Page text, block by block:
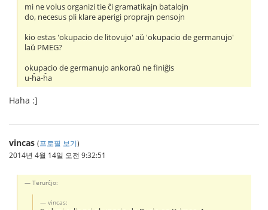
mi ne volus organizi tie ĉi gramatikajn batalojn
do, necesus pli klare aperigi proprajn pensojn
kio estas 'okupacio de litovujo' aŭ 'okupacio de germanujo'
laŭ PMEG?
okupacio de germanujo ankoraŭ ne finiĝis
u-ĥa-ĥa
Haha :]
vincas (프로필 보기)
2014년 4월 14일 오전 9:32:51
Terurĉjo:
vincas: